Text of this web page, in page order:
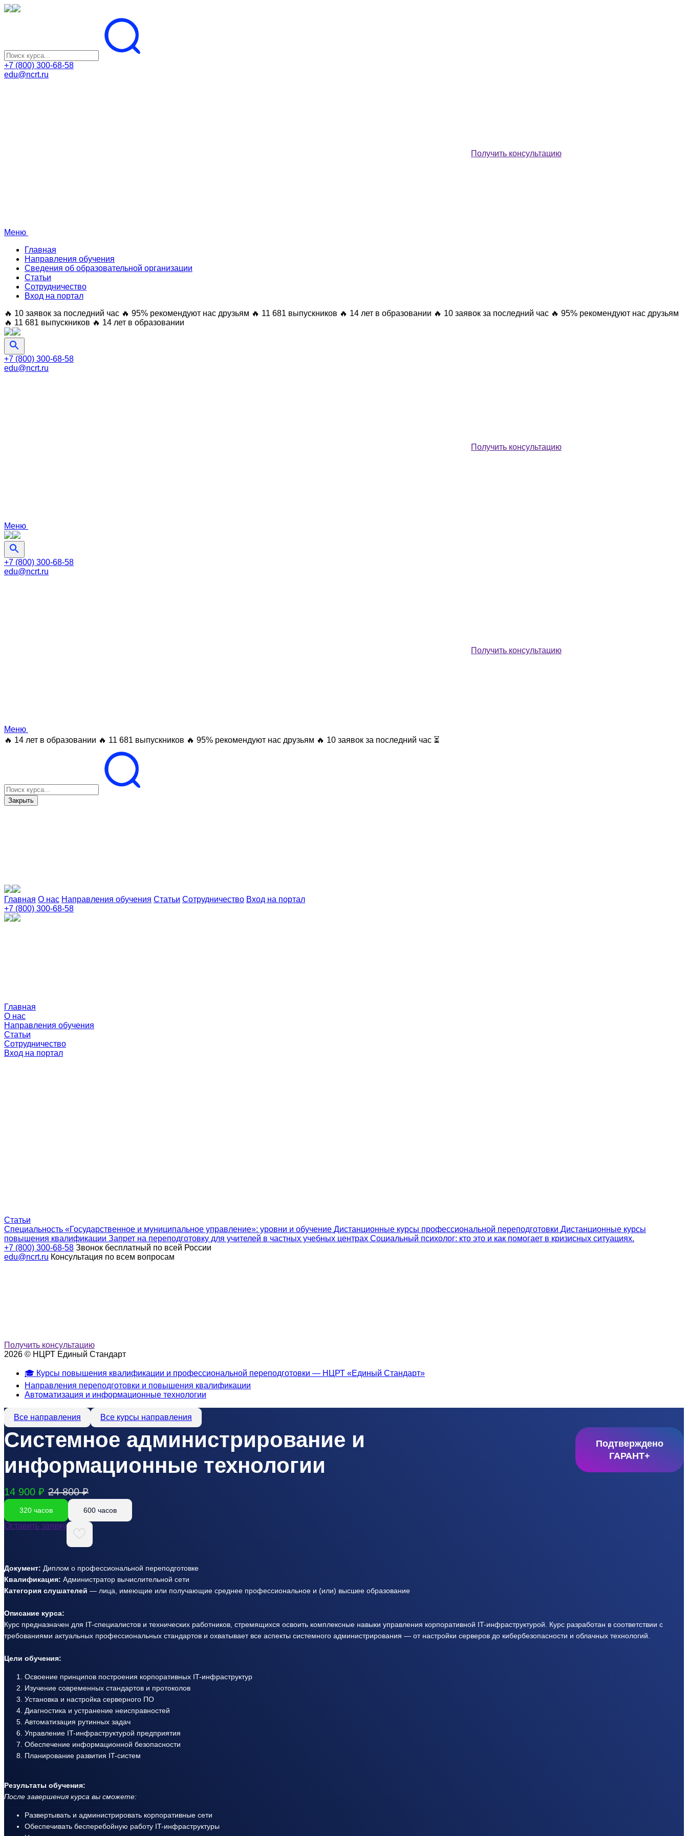
+7 (800) 300-68-58
edu@ncrt.ru
Получить консультацию
Меню
Главная
Направления обучения
Сведения об образовательной организации
Статьи
Сотрудничество
Вход на портал
🔥 10 заявок за последний час 🔥 95% рекомендуют нас друзьям 🔥 11 681 выпускников 🔥 14 лет в образовании 🔥 10 заявок за последний час 🔥 95% рекомендуют нас друзьям
🔥 11 681 выпускников 🔥 14 лет в образовании
+7 (800) 300-68-58
edu@ncrt.ru
Получить консультацию
Меню
+7 (800) 300-68-58
edu@ncrt.ru
Получить консультацию
Меню
🔥 14 лет в образовании 🔥 11 681 выпускников 🔥 95% рекомендуют нас друзьям 🔥 10 заявок за последний час ⏳
Закрыть
Главная О нас Направления обучения Статьи Сотрудничество Вход на портал
+7 (800) 300-68-58
Главная
О нас
Направления обучения
Статьи
Сотрудничество
Вход на портал
Статьи
Специальность «Государственное и муниципальное управление»: уровни и обучение Дистанционные курсы профессиональной переподготовки Дистанционные курсы
повышения квалификации Запрет на переподготовку для учителей в частных учебных центрах Социальный психолог: кто это и как помогает в кризисных ситуациях.
+7 (800) 300-68-58 Звонок бесплатный по всей России
edu@ncrt.ru Консультация по всем вопросам
Получить консультацию
2026 © НЦРТ Единый Стандарт
🎓 Курсы повышения квалификации и профессиональной переподготовки — НЦРТ «Единый Стандарт»
Направления переподготовки и повышения квалификации
Автоматизация и информационные технологии
Все направления Все курсы направления
Системное администрирование и
информационные технологии
14 900 ₽ 24 800 ₽
320 часов 600 часов
Оставить заявку
Подтверждено
ГАРАНТ+
Документ: Диплом о профессиональной переподготовке
Квалификация: Администратор вычислительной сети
Категория слушателей — лица, имеющие или получающие среднее профессиональное и (или) высшее образование
Описание курса:
Курс предназначен для IT-специалистов и технических работников, стремящихся освоить комплексные навыки управления корпоративной IT-инфраструктурой. Курс разработан в соответствии с
требованиями актуальных профессиональных стандартов и охватывает все аспекты системного администрирования — от настройки серверов до кибербезопасности и облачных технологий.
Цели обучения:
Освоение принципов построения корпоративных IT-инфраструктур
Изучение современных стандартов и протоколов
Установка и настройка серверного ПО
Диагностика и устранение неисправностей
Автоматизация рутинных задач
Управление IT-инфраструктурой предприятия
Обеспечение информационной безопасности
Планирование развития IT-систем
Результаты обучения:
После завершения курса вы сможете:
Развертывать и администрировать корпоративные сети
Обеспечивать бесперебойную работу IT-инфраструктуры